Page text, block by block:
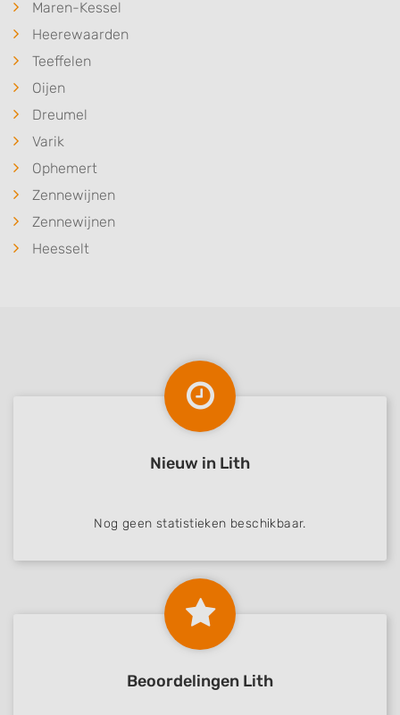
Maren-Kessel
Heerewaarden
Teeffelen
Oijen
Dreumel
Varik
Ophemert
Zennewijnen
Zennewijnen
Heesselt
Nieuw in Lith
Nog geen statistieken beschikbaar.
Beoordelingen Lith
Functional
Advertising